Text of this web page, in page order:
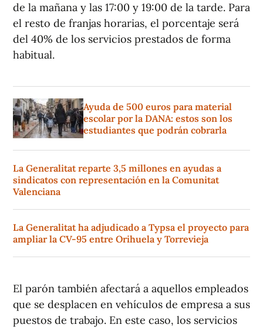
de la mañana y las 17:00 y 19:00 de la tarde. Para
el resto de franjas horarias, el porcentaje será
del 40% de los servicios prestados de forma
habitual.
Ayuda de 500 euros para material
escolar por la DANA: estos son los
estudiantes que podrán cobrarla
La Generalitat reparte 3,5 millones en ayudas a
sindicatos con representación en la Comunitat
Valenciana
La Generalitat ha adjudicado a Typsa el proyecto para
ampliar la CV-95 entre Orihuela y Torrevieja
El parón también afectará a aquellos empleados
que se desplacen en vehículos de empresa a sus
puestos de trabajo. En este caso, los servicios